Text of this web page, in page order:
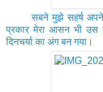
सबने मुझे सहर्ष
प्रकार मेरा आसन भी उस
दिनचर्या का अंग बन गया।